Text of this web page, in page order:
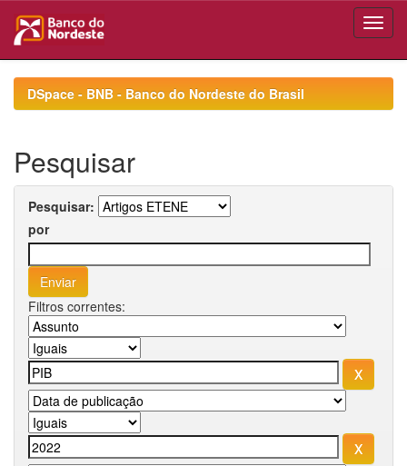
navigationDSpace - BNB - Banco do Nordeste do Brasil
Pesquisar
Pesquisar:
por
Filtros correntes: